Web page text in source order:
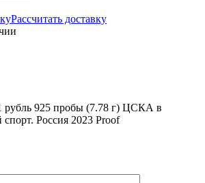
Рассчитать доставку
рубль 925 пробы (7.78 г) ЦСКА в
спорт. Россия 2023 Proof